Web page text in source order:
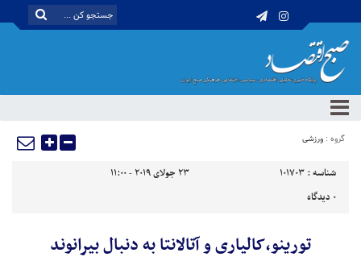
گروه : ورزشی
شناسه : 101703
23 جولای 2019 - 11:00
0 دیدگاه
تورینو،کالیاری و آتالانتا به دنبال بیرانوند